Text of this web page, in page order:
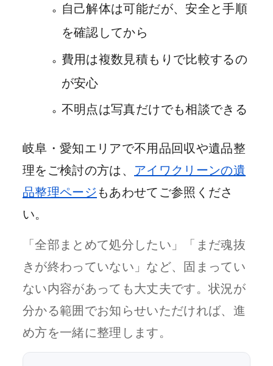
自己解体は可能だが、安全と手順
を確認してから
費用は複数見積もりで比較するの
が安心
不明点は写真だけでも相談できる
岐阜・愛知エリアで不用品回収や遺品整
理をご検討の方は、 アイワクリーンの遺
品整理ページもあわせてご参照くださ
い。
「全部まとめて処分したい」「まだ魂抜
きが終わっていない」など、固まってい
ない内容があっても大丈夫です。状況が
分かる範囲でお知らせいただければ、進
め方を一緒に整理します。